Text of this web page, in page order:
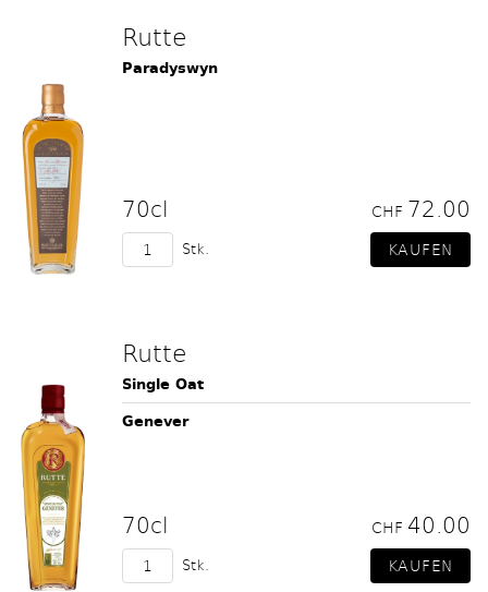
Rutte
Paradyswyn
70cl CHF 72.00
Stk.
Rutte
Single Oat
Genever
70cl CHF 40.00
Stk.